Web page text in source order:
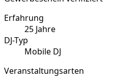
Erfahrung
25 Jahre
DJ-Typ
Mobile DJ
Veranstaltungsarten